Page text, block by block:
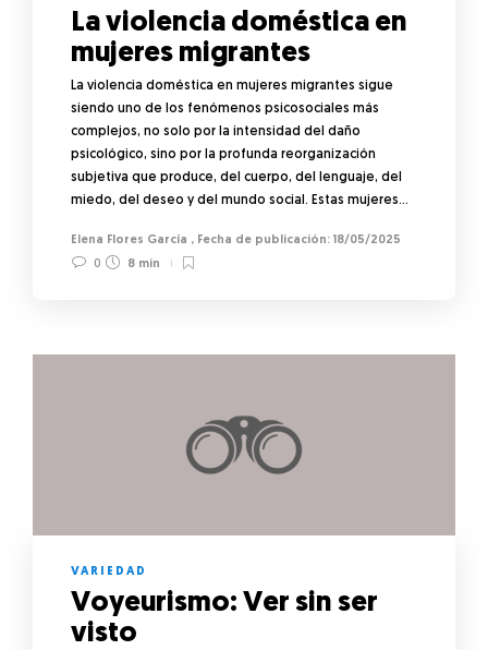
La violencia doméstica en
mujeres migrantes
La violencia doméstica en mujeres migrantes sigue
siendo uno de los fenómenos psicosociales más
complejos, no solo por la intensidad del daño
psicológico, sino por la profunda reorganización
subjetiva que produce, del cuerpo, del lenguaje, del
miedo, del deseo y del mundo social. Estas mujeres…
Elena Flores García ,
18/05/2025
0
8 min
VARIEDAD
Voyeurismo: Ver sin ser
visto